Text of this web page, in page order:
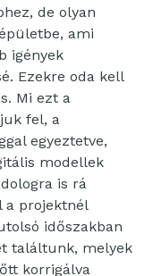
de olyan
ami
igények
Ezekre oda kell
Mi ezt a
fel, a
egyeztetve,
modellek
is rá
projektnél
időszakban
találtunk, melyek
korrigálva